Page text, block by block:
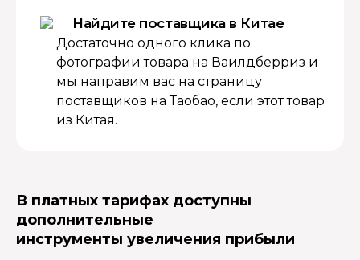
Найдите поставщика в Китае
Достаточно одного клика по
фотографии товара на Ваилдберриз и
мы направим вас на страницу
поставщиков на Таобао, если этот товар
из Китая.
В платных тарифах доступны
дополнительные
инструменты увеличения прибыли